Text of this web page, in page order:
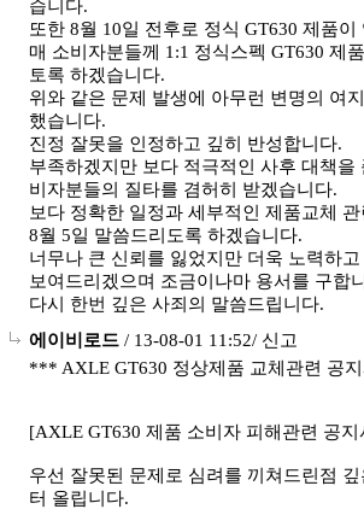
습니다.
또한 8월 10일 전후로 정식 GT630 제품이
매 소비자분들께 1:1 정식스펙 GT630 제
토록 하겠습니다.
위와 같은 문제 발생에 아무런 변명의 여
했습니다.
진정 잘못을 인정하고 깊히 반성합니다.
부족하겠지만 보다 적극적인 사후 대책을
비자분들의 질타를 겸허히 받겠습니다.
보다 정확한 일정과 세부적인 제품교체
8월 5일 말씀드리도록 하겠습니다.
너무나 큰 신뢰를 잃었지만 더욱 노력하
보여드리겠으며 조금이나마 용서를 구합
다시 한번 깊은 사죄의 말씀드립니다.
에이비로드 / 13-08-01 11:52/ 신고
*** AXLE GT630 정상제품 교체관련 공
[AXLE GT630 제품 소비자 피해관련 공지
우선 잘못된 문제로 심려를 끼쳐드린점
터 올립니다.